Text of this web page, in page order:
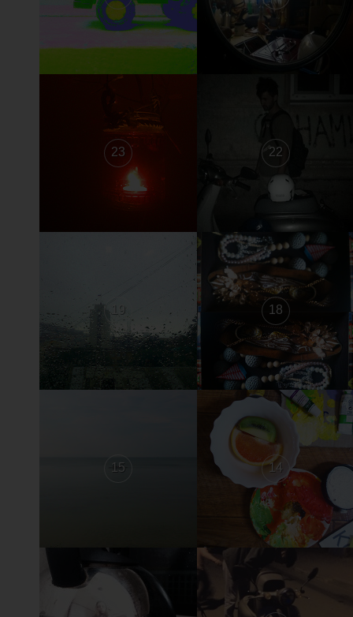
23 22
19 18
15 14